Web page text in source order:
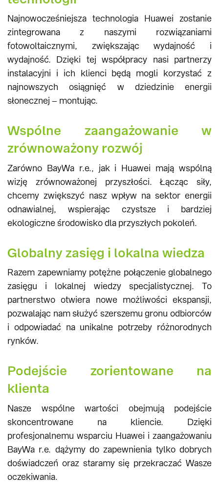
Najnowocześniejsza technologia Huawei zostanie
zintegrowana z naszymi rozwiązaniami
fotowoltaicznymi, zwiększając wydajność i
wydajność. Dzięki tej współpracy nasi partnerzy
instalacyjni i ich klienci będą mogli korzystać z
najnowszych osiągnięć w dziedzinie energii
słonecznej – montując.
Wspólne zaangażowanie w
zrównoważony rozwój
Zarówno BayWa r.e., jak i Huawei mają wspólną
wizję zrównoważonej przyszłości. Łącząc siły,
chcemy zwiększyć nasz wpływ na sektor energii
odnawialnej, wspierając czystsze i bardziej
ekologiczne środowisko dla przyszłych pokoleń.
Globalny zasięg i lokalna wiedza
Razem zapewniamy potężne połączenie globalnego
zasięgu i lokalnej wiedzy specjalistycznej. To
partnerstwo otwiera nowe możliwości ekspansji,
pozwalając nam służyć szerszemu gronu odbiorców
i odpowiadać na unikalne potrzeby różnorodnych
rynków.
Podejście zorientowane na
klienta
Nasze wspólne wartości obejmują podejście
skoncentrowane na kliencie. Dzięki
profesjonalnemu wsparciu Huawei i zaangażowaniu
BayWa r.e. dążymy do zapewnienia tylko dobrych
doświadczeń oraz staramy się przekraczać Wasze
oczekiwania.